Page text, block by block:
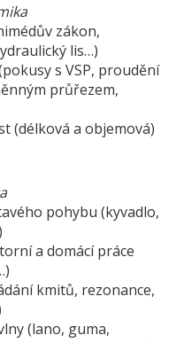
zákon,
lis…)
s VSP, proudění
průřezem,
(délková a objemová)
pohybu (kyvadlo,
a domácí práce
kmitů, rezonance,
(lano, guma,